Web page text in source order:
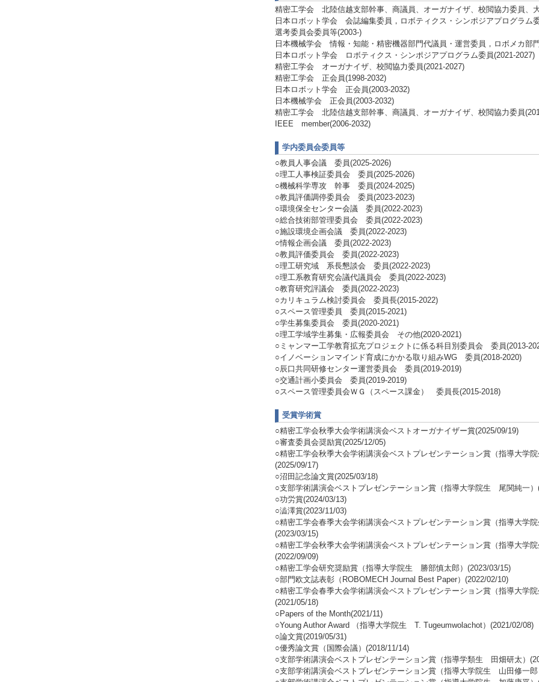
精密工学会 北陸信越支部幹事、商議員、オーガナイザ、校閲協力委員、
日本ロボット学会 会誌編集委員，ロボティクス・シンポジアプログラム
選考委員会委員等(2003-)
日本機械学会 情報・知能・精密機器部門代議員・運営委員，ロボメカ部
日本ロボット学会 ロボティクス・シンポジアプログラム委員(2021-2027)
精密工学会 オーガナイザ、校閲協力委員(2021-2027)
精密工学会 正会員(1998-2032)
日本ロボット学会 正会員(2003-2032)
日本機械学会 正会員(2003-2032)
精密工学会 北陸信越支部幹事、商議員、オーガナイザ、校閲協力委員
IEEE member(2006-2032)
学内委員会委員等
○教員人事会議 委員(2025-2026)
○理工人事検証委員会 委員(2025-2026)
○機械科学専攻 幹事 委員(2024-2025)
○教員評価調停委員会 委員(2023-2023)
○環境保全センター会議 委員(2022-2023)
○総合技術部管理委員会 委員(2022-2023)
○施設環境企画会議 委員(2022-2023)
○情報企画会議 委員(2022-2023)
○教員評価委員会 委員(2022-2023)
○理工研究域 系長懇談会 委員(2022-2023)
○理工系教育研究会議代議員会 委員(2022-2023)
○教育研究評議会 委員(2022-2023)
○カリキュラム検討委員会 委員長(2015-2022)
○スペース管理委員 委員(2015-2021)
○学生募集委員会 委員(2020-2021)
○理工学域学生募集・広報委員会 その他(2020-2021)
○ミャンマー工学教育拡充プロジェクトに係る科目別委員会 委員(2013-
○イノベーションマインド育成にかかる取り組みWG 委員(2018-2020)
○辰口共同研修センター運営委員会 委員(2019-2019)
○交通計画小委員会 委員(2019-2019)
○スペース管理委員会ＷＧ（スペース課金） 委員長(2015-2018)
受賞学術賞
○精密工学会秋季大会学術講演会ベストオーガナイザー賞(2025/09/19)
○審査委員会奨励賞(2025/12/05)
○精密工学会秋季大会学術講演会ベストプレゼンテーション賞（指導大学
(2025/09/17)
○沼田記念論文賞(2025/03/18)
○支部学術講演会ベストプレゼンテーション賞（指導大学院生 尾関純一）
○功労賞(2024/03/13)
○澁澤賞(2023/11/03)
○精密工学会春季大会学術講演会ベストプレゼンテーション賞（指導大学
(2023/03/15)
○精密工学会秋季大会学術講演会ベストプレゼンテーション賞（指導大学
(2022/09/09)
○精密工学会研究奨励賞（指導大学院生 勝部慎太郎）(2023/03/15)
○部門欧文誌表彰（ROBOMECH Journal Best Paper）(2022/02/10)
○精密工学会春季大会学術講演会ベストプレゼンテーション賞（指導大学
(2021/05/18)
○Papers of the Month(2021/11)
○Young Author Award （指導大学院生 T. Tugeumwolachot）(2021/02/08)
○論文賞(2019/05/31)
○優秀論文賞（国際会議）(2018/11/14)
○支部学術講演会ベストプレゼンテーション賞（指導学類生 田畑研太）
○支部学術講演会ベストプレゼンテーション賞（指導大学院生 山田修一郎